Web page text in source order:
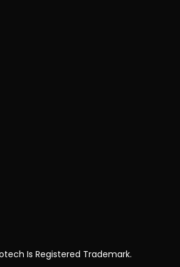
Is Registered Trademark.